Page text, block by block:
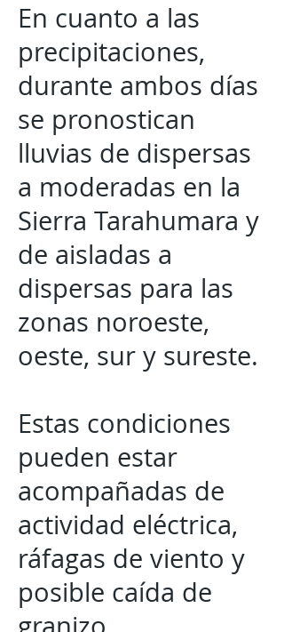
En cuanto a las
precipitaciones,
durante ambos días
se pronostican
lluvias de dispersas
a moderadas en la
Sierra Tarahumara y
de aisladas a
dispersas para las
zonas noroeste,
oeste, sur y sureste.
Estas condiciones
pueden estar
acompañadas de
actividad eléctrica,
ráfagas de viento y
posible caída de